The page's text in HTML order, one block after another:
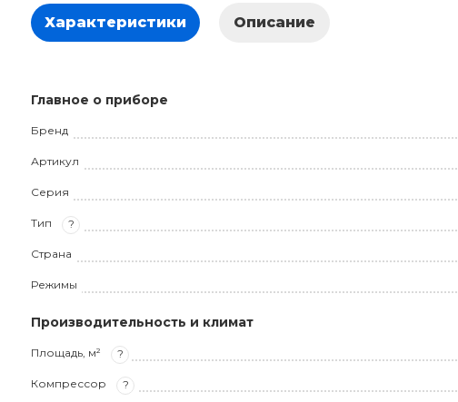
Характеристики Описание
Главное о приборе
Бренд
Артикул
Серия
Тип ?
Страна
Режимы
Производительность и климат
Площадь, м² ?
Компрессор ?